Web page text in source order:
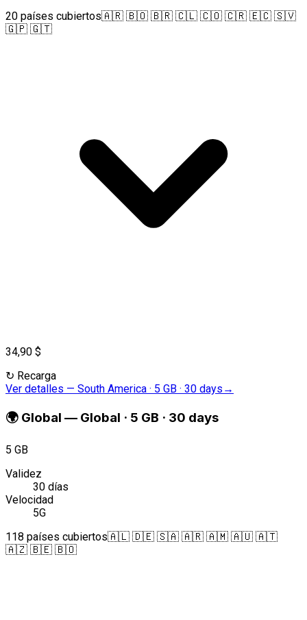
20 países cubiertos🇦🇷 🇧🇴 🇧🇷 🇨🇱 🇨🇴 🇨🇷 🇪🇨 🇸🇻
🇬🇵 🇬🇹
34,90 $
↻ Recarga
Ver detalles — South America · 5 GB · 30 days →
🌍 Global — Global · 5 GB · 30 days
5 GB
Validez
30 días
Velocidad
5G
118 países cubiertos🇦🇱 🇩🇪 🇸🇦 🇦🇷 🇦🇲 🇦🇺 🇦🇹
🇦🇿 🇧🇪 🇧🇴